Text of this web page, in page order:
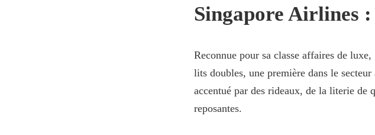
Singapore Airlines :
Reconnue pour sa classe affaires de
lits doubles, une première dans le
accentué par des rideaux, de la literie de
reposantes.